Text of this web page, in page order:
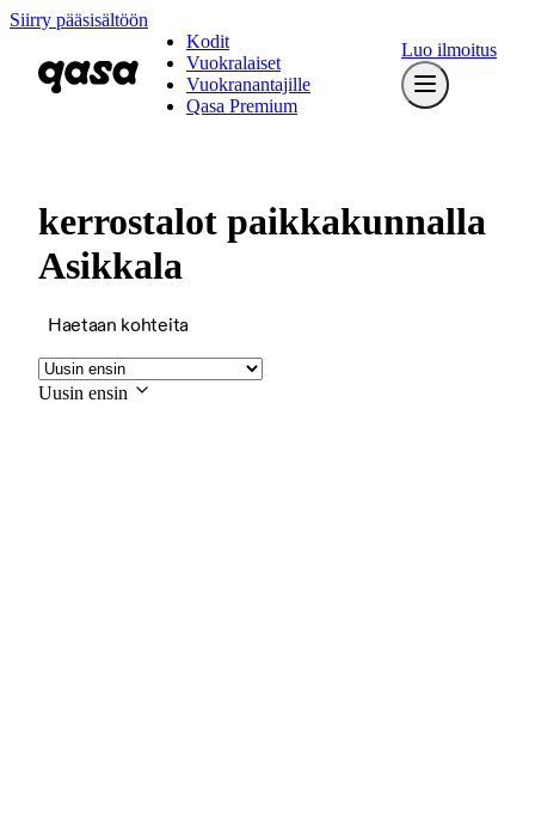
Siirry pääsisältöön
Kodit
Vuokralaiset
Vuokranantajille
Qasa Premium
Luo ilmoitus
kerrostalot paikkakunnalla
Asikkala
Haetaan kohteita
Uusin ensin